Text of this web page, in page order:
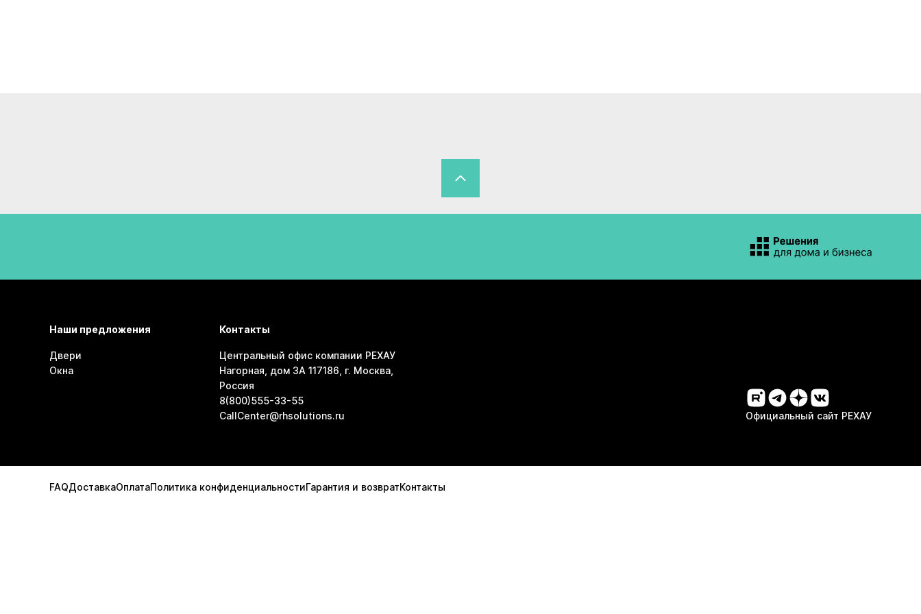
Наши предложения
Двери
Окна
Контакты
Центральный офис компании РЕХАУ
Нагорная, дом 3А 117186, г. Москва,
Россия
8(800)555-33-55
CallCenter@rhsolutions.ru
Официальный сайт РЕХАУ
FAQДоставкаОплатаПолитика конфиденциальностиГарантия и возвратКонтакты